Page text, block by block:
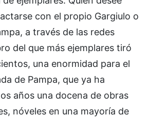
con el propio Gargiulo o
a través de las redes
del que más ejemplares tiró
una enormidad para el
de Pampa, que ya ha
años una docena de obras
nóveles en una mayoría de